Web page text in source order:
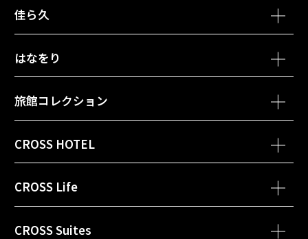
佳ら久
熱海・伊豆山 佳ら久 別ウィン
はなをり
箱根・芦ノ湖 はなをり 別ウィンドウで開きます
旅館コレクション
函館・湯の川温泉 ホテル万惣
別ウィンドウで開きます
別ウィンドウで開きます
別ウィンドウで開きます
CROSS HOTEL
クロスホテル札幌
別ウィンドウ
別ウィンドウで開きます
CROSS Life
クロスライフ博多天神 クロスライフ博多柳橋別ウ
CROSS Suites